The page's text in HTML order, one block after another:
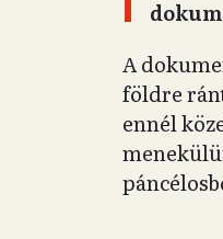
A
földre
ennél